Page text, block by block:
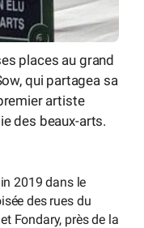
places au grand
qui partagea sa
artiste
des beaux-arts.
2019 dans le
des rues du
Fondary, près de la